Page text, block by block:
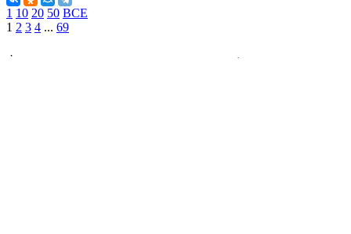
1 10 20 50 ВСЕ
1 2 3 4 ... 69